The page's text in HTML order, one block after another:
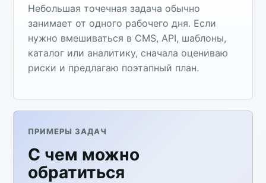
Небольшая точечная задача обычно
занимает от одного рабочего дня. Если
нужно вмешиваться в CMS, API, шаблоны,
каталог или аналитику, сначала оцениваю
риски и предлагаю поэтапный план.
ПРИМЕРЫ ЗАДАЧ
С чем можно
обратиться